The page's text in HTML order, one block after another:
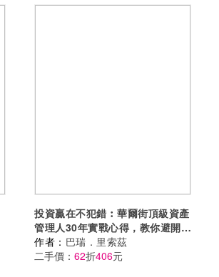
投資贏在不犯錯︰華爾街頂級資產
管理人30年實戰心得，教你避開
99％投資人賠錢的錯誤思維、數據
迷思與行為偏誤
作者： 巴瑞．里索茲
二手價： 62折406元